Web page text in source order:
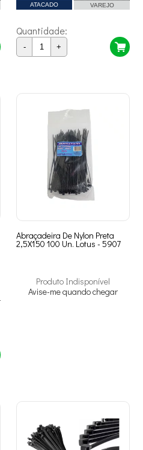
ATACADO VAREJO
Quantidade:
- +
Abraçadeira De Nylon Preta
2,5X150 100 Un. Lotus - 5907
Produto Indisponível
Avise-me quando chegar